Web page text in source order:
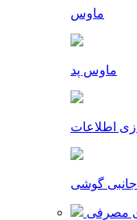
ماوس
ماوس پد
اطلاعات
جانبی گوشی
مصرفی